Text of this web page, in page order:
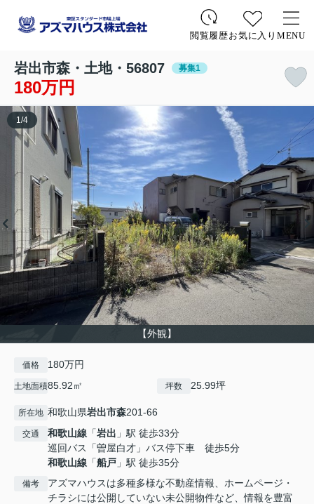
閲覧履歴お気に入り MENU
岩出市森・土地・56807 募集1
180万円
【外観】
1 /4
価格 180万円
土地面積85.92㎡ 坪数 25.99坪
所在地 和歌山県岩出市森201-66
交通 和歌山線 「岩出 」駅 徒歩33分
巡回バス「曽屋白才」バス停下車 徒歩5分
和歌山線 「船戸 」駅 徒歩35分
備考
アズマハウスは多種多様な不動産情報、ホームページ・
チラシには公開していない未公開物件など、情報を豊富